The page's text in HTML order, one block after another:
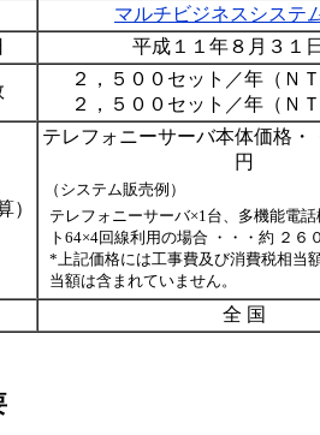
マルチビジネスシステ
平成１１年８月３１
２，５００セット／年（Ｎ
２，５００セット／年（Ｎ
）
テレフォニーサーバ本体価格・
円
（システム販売例）
テレフォニーサーバ×1台、多機能電
ト64×4回線利用の場合 ・・・約 ２６
*上記価格には工事費及び消費税相当
当額は含まれていません。
全 国